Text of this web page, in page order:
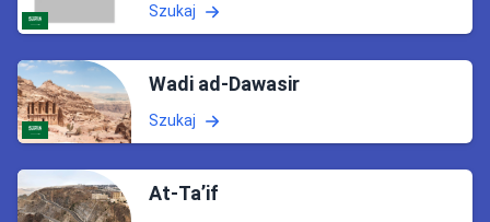
Szukaj
Wadi ad-Dawasir
Szukaj
At-Ta’if